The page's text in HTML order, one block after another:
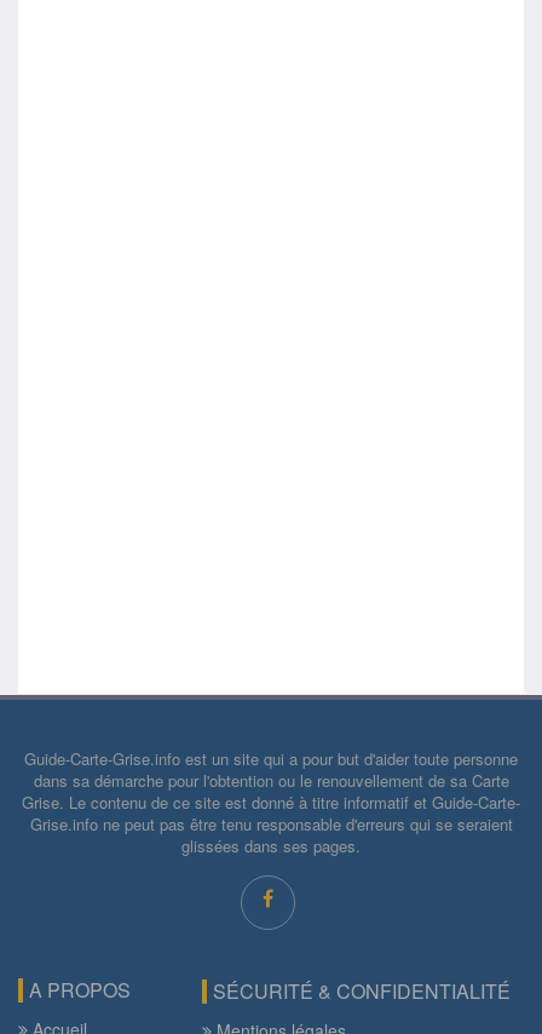
Guide-Carte-Grise.info est un site qui a pour but d'aider toute personne
dans sa démarche pour l'obtention ou le renouvellement de sa Carte
Grise. Le contenu de ce site est donné à titre informatif et Guide-Carte-
Grise.info ne peut pas être tenu responsable d'erreurs qui se seraient
glissées dans ses pages.
A PROPOS SÉCURITÉ & CONFIDENTIALITÉ